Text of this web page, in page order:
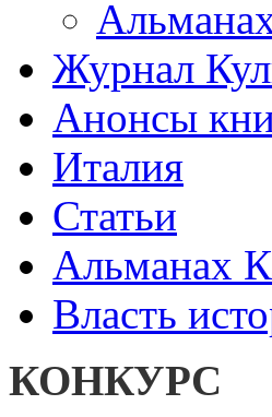
Журнал
Анонсы
Италия
Статьи
Альманах
Власть
КОНКУРС